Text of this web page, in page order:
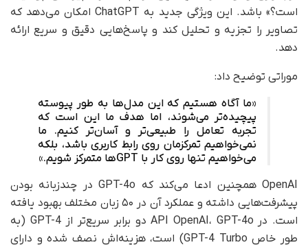
است؟» باشد. این ویژگی جدید به ChatGPT امکان می‌دهد که
تصاویر را تجزیه و تحلیل کند و پاسخ‌هایی دقیق و سریع ارائه
دهد.
موراتی توضیح داد:
«ما آگاه هستیم که این مدل‌ها به طور پیوسته
پیچیده‌تر می‌شوند، اما هدف ما این است که
تجربه تعامل را طبیعی‌تر و آسان‌تر کنیم. ما
نمی‌خواهیم تمرکزمان روی رابط کاربری باشد، بلکه
می‌خواهیم تنها روی کار با GPT‌ها متمرکز شویم.»
OpenAI همچنین ادعا می‌کند که GPT-4o در چندزبانه بودن
پیشرفت‌هایی داشته و عملکرد آن در ۵۰ زبان مختلف بهبود یافته
است. در API OpenAI، GPT-4o دو برابر سریع‌تر از GPT-4 (به
طور خاص GPT-4 Turbo) است، هزینه‌اش نصف شده و دارای